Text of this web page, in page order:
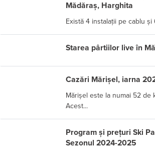
Mădăraș, Harghita
Există 4 instalații pe cablu și
Starea pârtiilor live în
Cazări Mărișel, iarna
Mărișel este la numai 52 de
Acest...
Program și prețuri Ski
Sezonul 2024-2025